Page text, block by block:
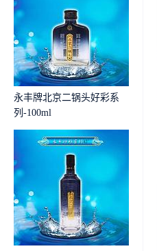
永丰牌北京二锅头好彩系
列-100ml